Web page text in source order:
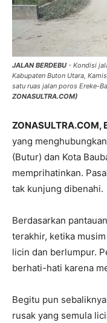
JALAN BERDEBU - Kondisi
Kabupaten Buton Utara,
satu ruas jalan poros Ereke-
ZONASULTRA.COM)
ZONASULTRA.COM,
yang
(Butur) dan Kota
memprihatinkan.
tak kunjung dibenahi.
Berdasarkan
terakhir, ketika
licin dan berlumpur.
berhati-hati karena
Begitu pun
rusak yang semula